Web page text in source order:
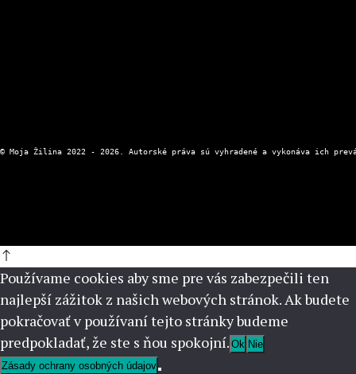
Používame cookies aby sme pre vás zabezpečili ten
najlepší zážitok z našich webových stránok. Ak budete
pokračovať v používaní tejto stránky budeme
predpokladať, že ste s ňou spokojní. Ok Nie
Zásady ochrany osobných údajov